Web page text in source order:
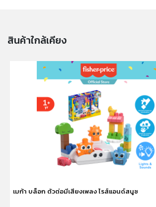
สินค้าใกล้เคียง
เมก้า บล็อก ตัวต่อมีเสียงเพลง ไรส์แอนด์สนูซ